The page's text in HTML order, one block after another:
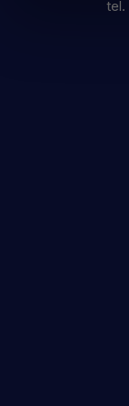
tel.